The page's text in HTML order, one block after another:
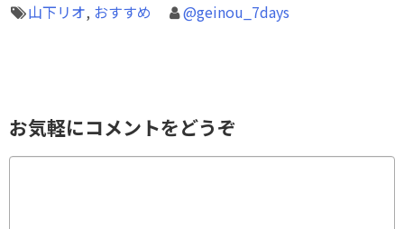
山下リオ, おすすめ @geinou_7days
お気軽にコメントをどうぞ